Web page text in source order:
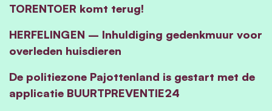
TORENTOER komt terug!
HERFELINGEN – Inhuldiging gedenkmuur voor
overleden huisdieren
De politiezone Pajottenland is gestart met de
applicatie BUURTPREVENTIE24